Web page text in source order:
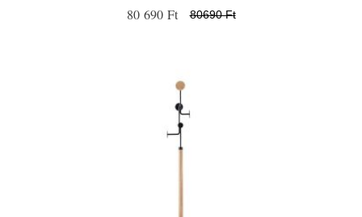
80 690 Ft 80690 Ft